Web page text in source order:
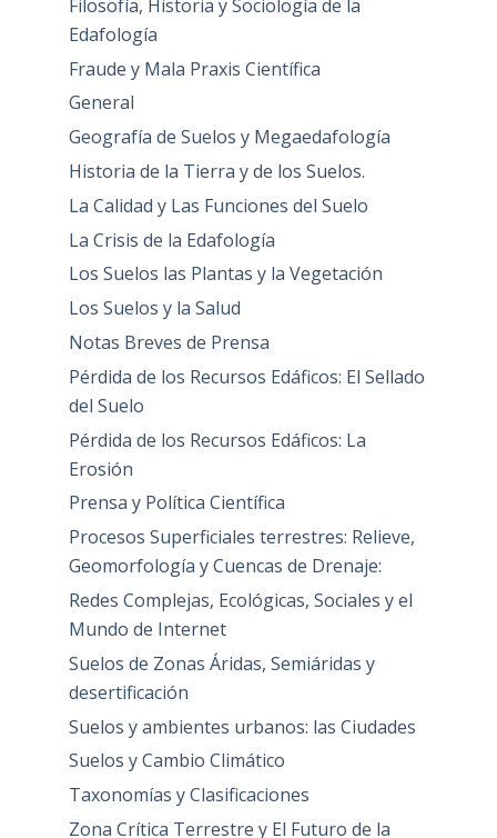
Filosofía, Historia y Sociología de la
Edafología
Fraude y Mala Praxis Científica
General
Geografía de Suelos y Megaedafología
Historia de la Tierra y de los Suelos.
La Calidad y Las Funciones del Suelo
La Crisis de la Edafología
Los Suelos las Plantas y la Vegetación
Los Suelos y la Salud
Notas Breves de Prensa
Pérdida de los Recursos Edáficos: El Sellado
del Suelo
Pérdida de los Recursos Edáficos: La
Erosión
Prensa y Política Científica
Procesos Superficiales terrestres: Relieve,
Geomorfología y Cuencas de Drenaje:
Redes Complejas, Ecológicas, Sociales y el
Mundo de Internet
Suelos de Zonas Áridas, Semiáridas y
desertificación
Suelos y ambientes urbanos: las Ciudades
Suelos y Cambio Climático
Taxonomías y Clasificaciones
Zona Crítica Terrestre y El Futuro de la